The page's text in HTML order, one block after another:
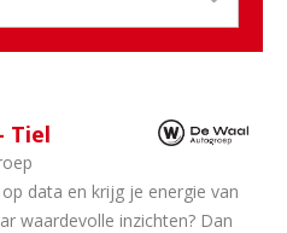
Tiel
data en krijg je energie van
waardevolle inzichten? Dan